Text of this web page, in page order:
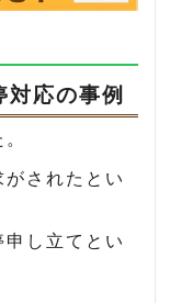
応の事例
されたとい
し立てとい